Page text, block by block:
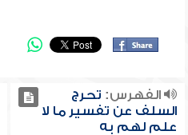
الفهرس: تحرج
السلف عن تفسير ما لا
علم لهم به